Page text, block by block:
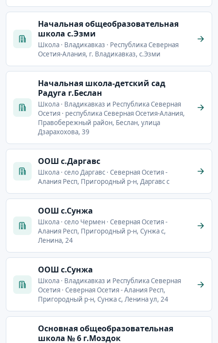
Начальная общеобразовательная
школа с.Эзми
Школа · Владикавказ · Республика Северная
Осетия-Алания, г. Владикавказ, с.Эзми
Начальная школа-детский сад
Радуга г.Беслан
Школа · Владикавказ и Республика Северная
Осетия · республика Северная Осетия-Алания,
Правобережный район, Беслан, улица
Дзарахохова, 39
ООШ с.Даргавс
Школа · село Даргавс · Северная Осетия -
Алания Респ, Пригородный р-н, Даргавс с
ООШ с.Сунжа
Школа · село Чермен · Северная Осетия -
Алания Респ, Пригородный р-н, Сунжа с,
Ленина, 24
ООШ с.Сунжа
Школа · Владикавказ и Республика Северная
Осетия · Северная Осетия - Алания Респ,
Пригородный р-н, Сунжа с, Ленина ул, 24
Основная общеобразовательная
школа № 6 г.Моздок